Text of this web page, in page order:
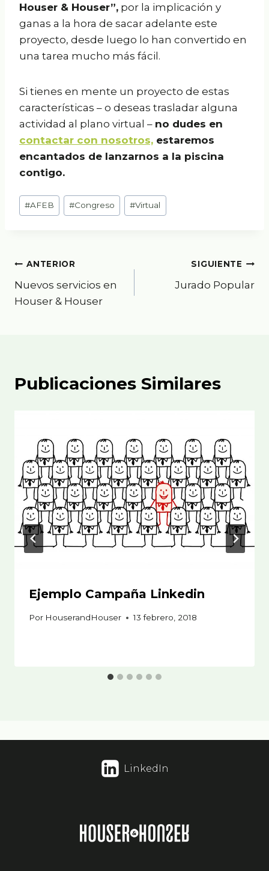
Houser & Houser”, por la implicación y
ganas a la hora de sacar adelante este
proyecto, desde luego lo han convertido en
una tarea mucho más fácil.
Si tienes en mente un proyecto de estas
características – o deseas trasladar alguna
actividad al plano virtual – no dudes en
contactar con nosotros, estaremos
encantados de lanzarnos a la piscina
contigo.
Etiquetas
de
#AFEB #Congreso #Virtual
Navegación
de
ANTERIOR
Nuevos servicios en
Houser & Houser
SIGUIENTE
Jurado Popular
Publicaciones Similares
Ejemplo Campaña Linkedin
Por HouserandHouser 13 febrero, 2018
LinkedIn